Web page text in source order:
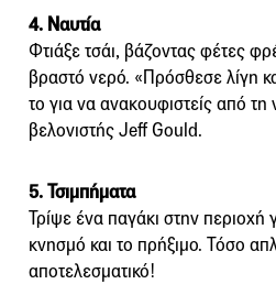
4. Ναυτία
Φτιάξε τσάι, βάζοντας φέτες
βραστό νερό. «Πρόσθεσε λίγη
το για να ανακουφιστείς από τη
βελονιστής Jeff Gould.
5. Τσιμπήματα
Τρίψε ένα παγάκι στην περιοχή
κνησμό και το πρήξιμο. Τόσο
αποτελεσματικό!